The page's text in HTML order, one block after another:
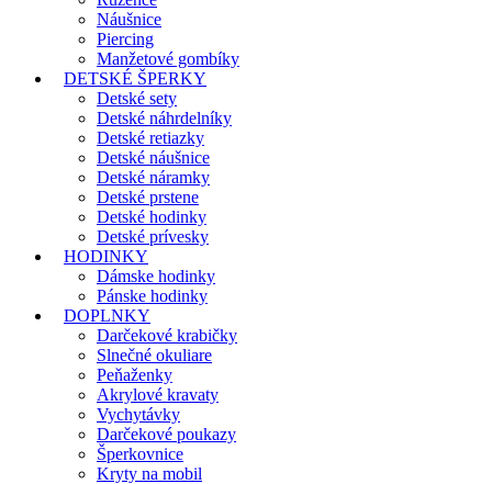
Náušnice
Piercing
Manžetové gombíky
DETSKÉ ŠPERKY
Detské sety
Detské náhrdelníky
Detské retiazky
Detské náušnice
Detské náramky
Detské prstene
Detské hodinky
Detské prívesky
HODINKY
Dámske hodinky
Pánske hodinky
DOPLNKY
Darčekové krabičky
Slnečné okuliare
Peňaženky
Akrylové kravaty
Vychytávky
Darčekové poukazy
Šperkovnice
Kryty na mobil